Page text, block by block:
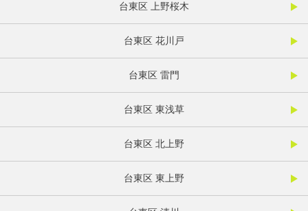
台東区 上野桜木
台東区 花川戸
台東区 雷門
台東区 東浅草
台東区 北上野
台東区 東上野